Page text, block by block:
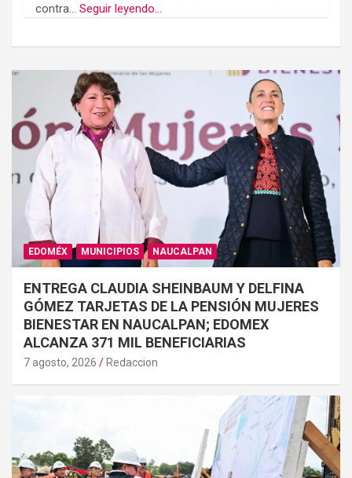
contra... Seguir leyendo...
EDOMÉX MUNICIPIOS NAUCALPAN
ENTREGA CLAUDIA SHEINBAUM Y DELFINA
GÓMEZ TARJETAS DE LA PENSIÓN MUJERES
BIENESTAR EN NAUCALPAN; EDOMEX
ALCANZA 371 MIL BENEFICIARIAS
7 agosto, 2026 Redaccion